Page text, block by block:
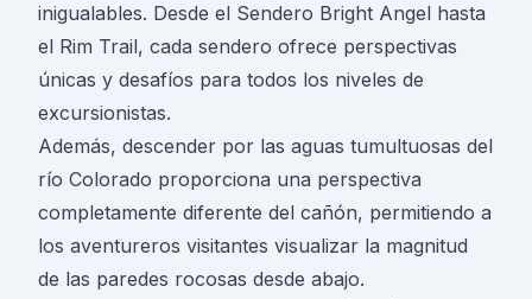
inigualables. Desde el Sendero Bright Angel hasta
el Rim Trail, cada sendero ofrece perspectivas
únicas y desafíos para todos los niveles de
excursionistas.
Además, descender por las aguas tumultuosas del
río Colorado proporciona una perspectiva
completamente diferente del cañón, permitiendo a
los aventureros visitantes visualizar la magnitud
de las paredes rocosas desde abajo.